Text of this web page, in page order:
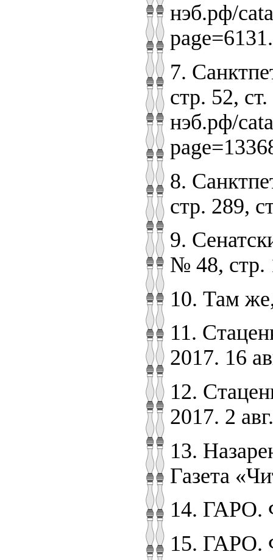
нэб.рф/
page=6131.
7.
стр. 52,
нэб.рф/
8.
стр. 289,
9.
№ 48, стр.
10. Там
11.
2017. 16
12.
2017. 2
13.
Газета
14. ГАРО.
15. ГАРО.